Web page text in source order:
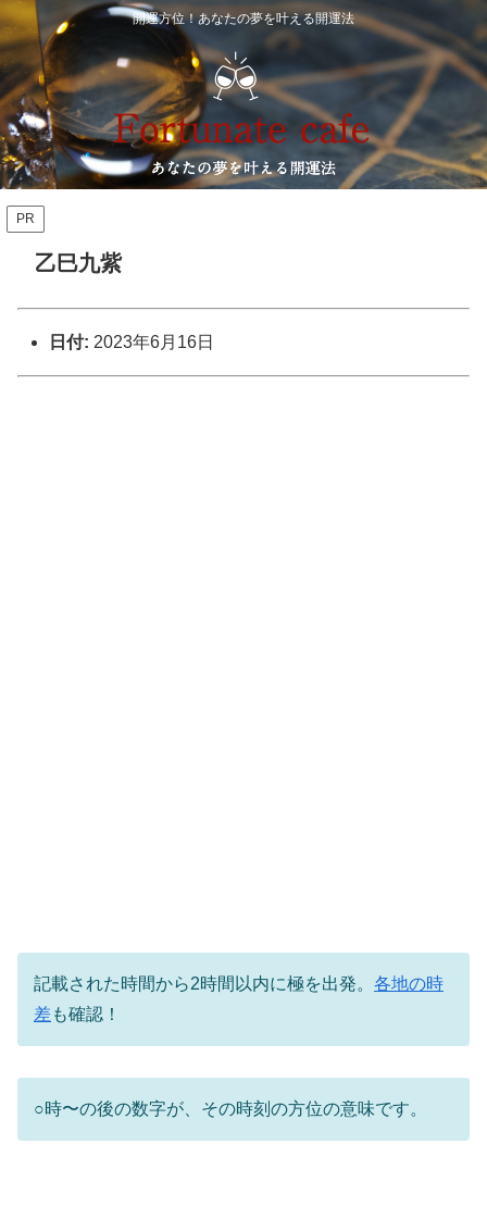
開運方位！あなたの夢を叶える開運法
PR
乙巳九紫
日付: 2023年6月16日
記載された時間から2時間以内に極を出発。 各地の時
差も確認！
○時〜の後の数字が、その時刻の方位の意味です。